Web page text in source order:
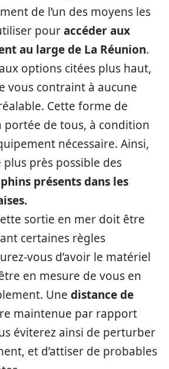
de l’un des moyens les
pouraccéder aux
au large de La Réunion.
options citées plus haut,
vous contraint à aucune
Cette forme de
portée de tous, à condition
nécessaire. Ainsi,
près possible des
présents dans les
sortie en mer doit être
certaines règles
vous d’avoir le matériel
en mesure de vous en
Une distance de
maintenue par rapport
éviterez ainsi de perturber
et d’attiser de probables